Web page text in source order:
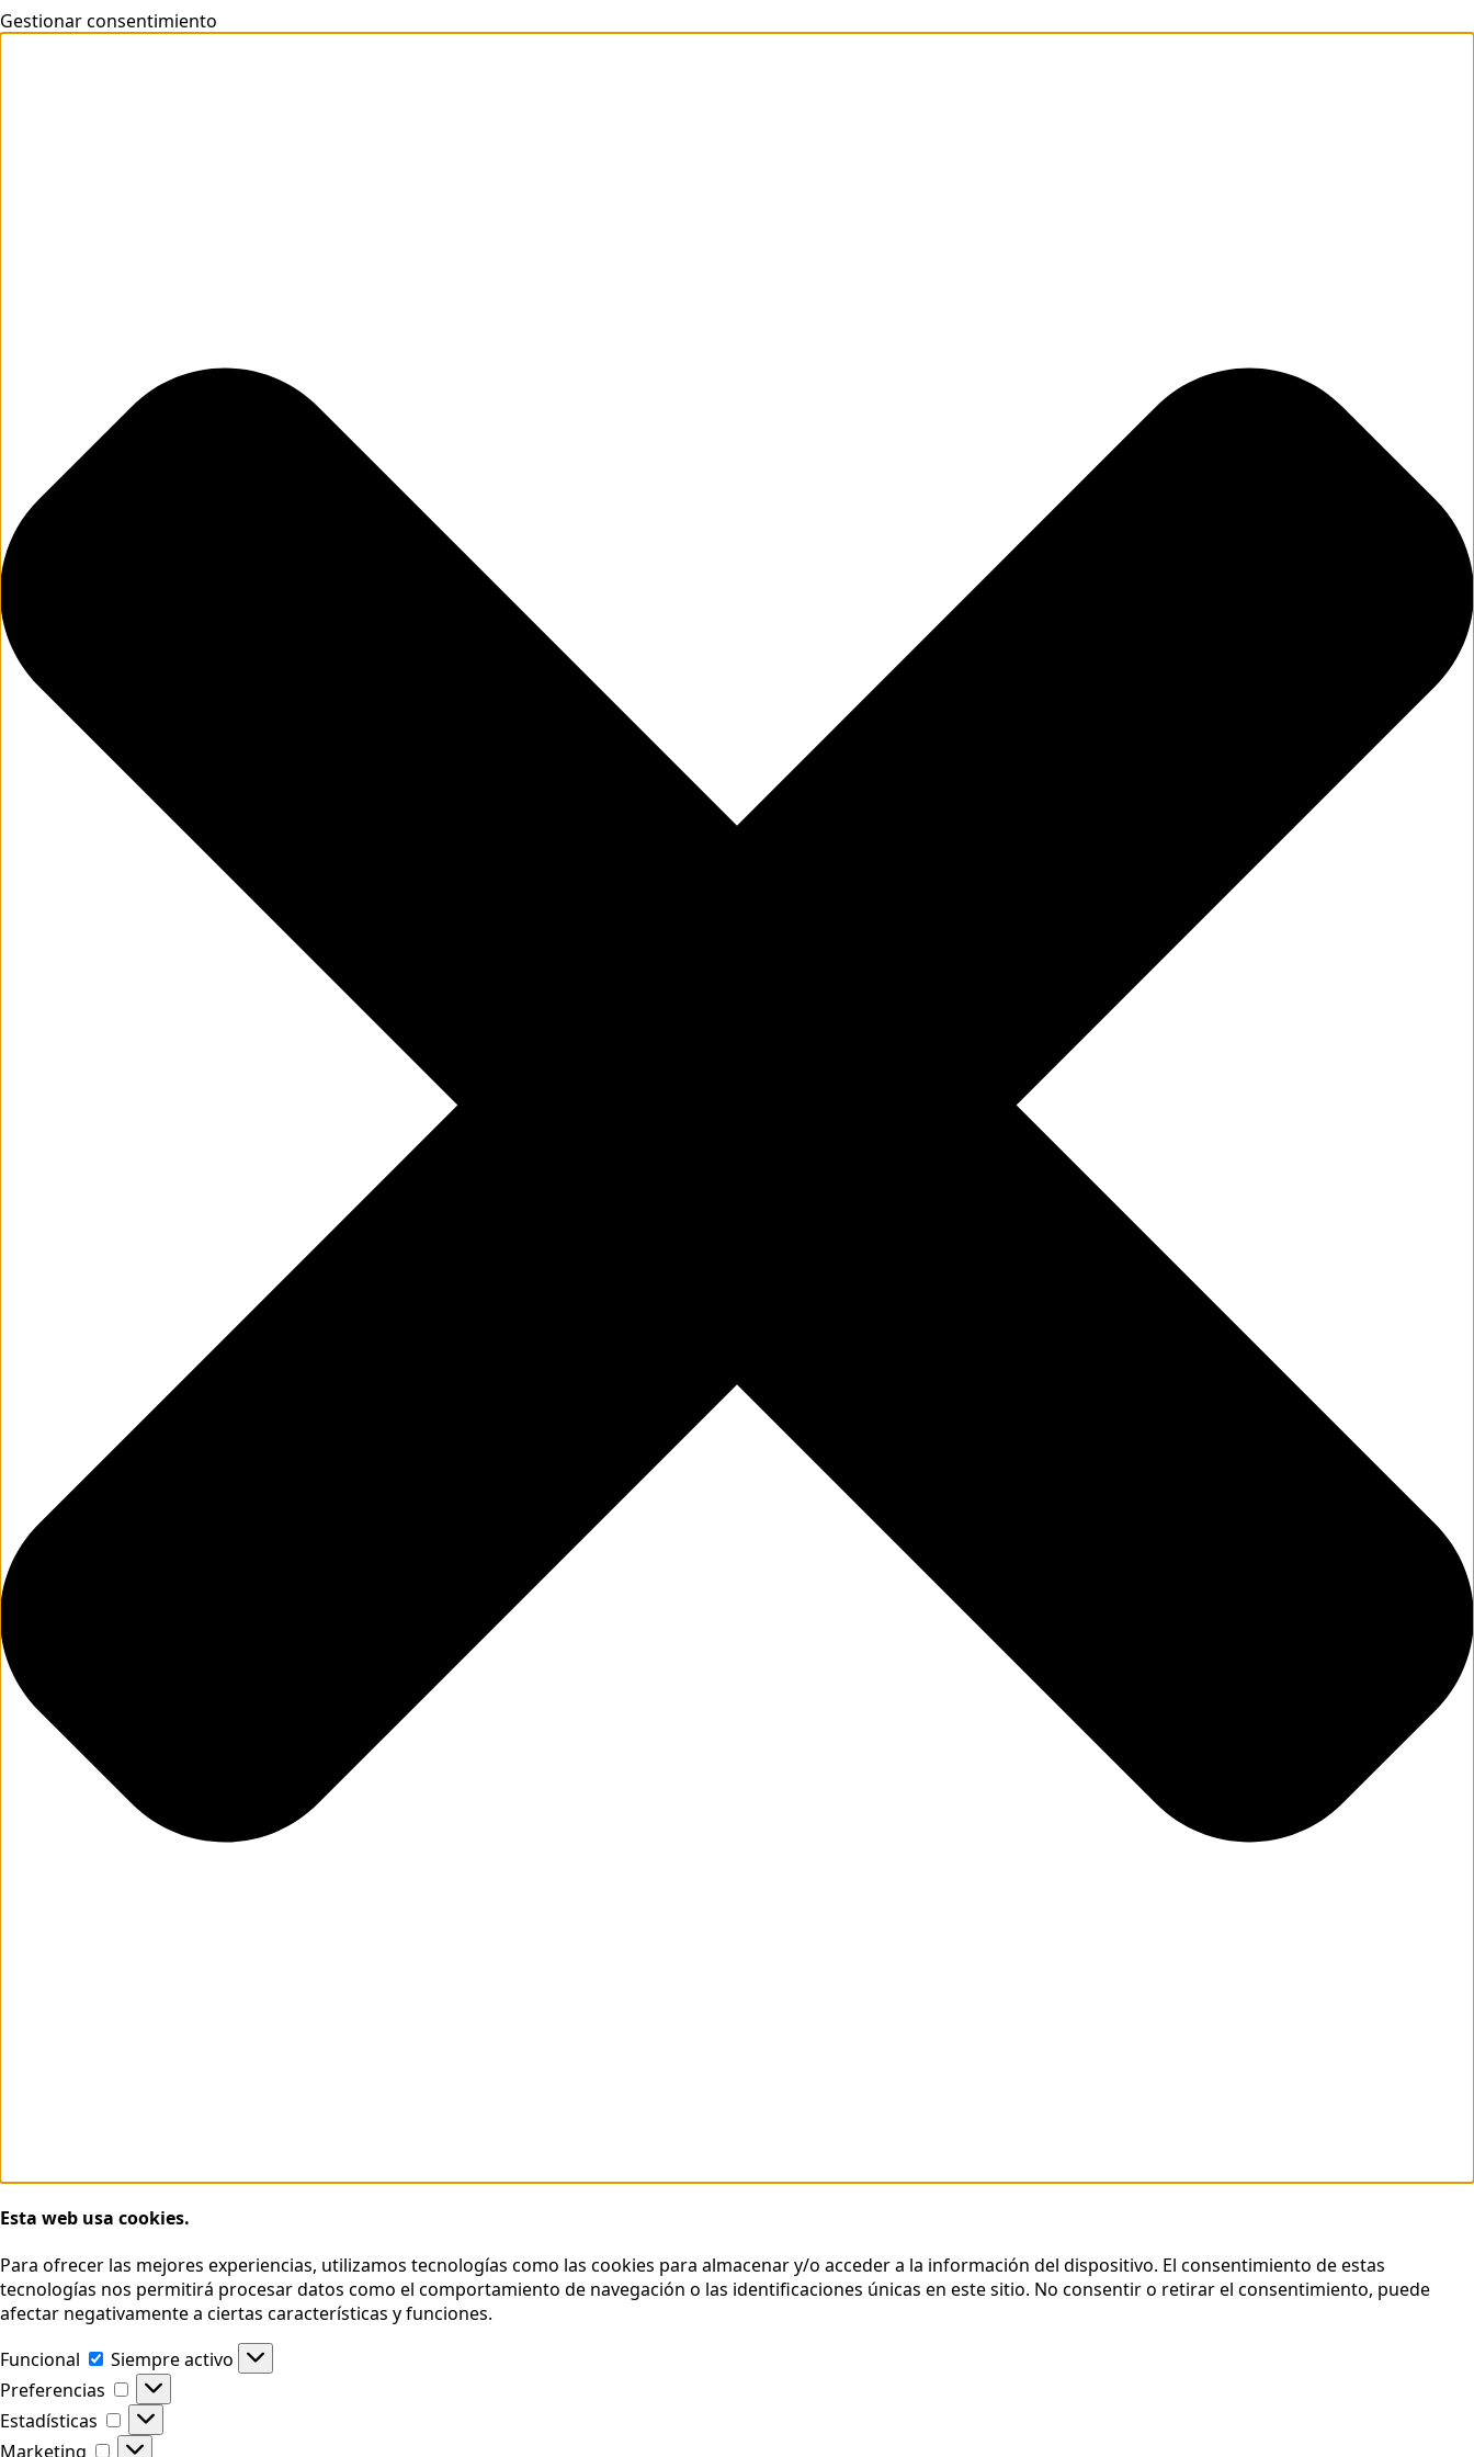
Gestionar consentimiento
Esta web usa cookies.
Para ofrecer las mejores experiencias, utilizamos tecnologías como las cookies para almacenar y/o acceder a la información del dispositivo. El consentimiento de estas
tecnologías nos permitirá procesar datos como el comportamiento de navegación o las identificaciones únicas en este sitio. No consentir o retirar el consentimiento, puede
afectar negativamente a ciertas características y funciones.
Funcional
Funcional
Siempre activo
Preferencias
Preferencias
Estadísticas
Estadísticas
Marketing
Marketing